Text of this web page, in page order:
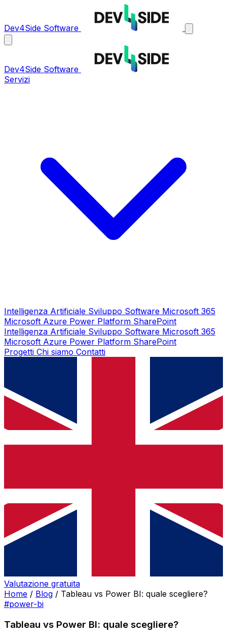
Dev4Side Software
Dev4Side Software
Servizi
Intelligenza Artificiale Sviluppo Software Microsoft 365
Microsoft Azure Power Platform SharePoint
Intelligenza Artificiale Sviluppo Software Microsoft 365
Microsoft Azure Power Platform SharePoint
Progetti Chi siamo Contatti
Valutazione gratuita
Home / Blog / Tableau vs Power BI: quale scegliere?
#power-bi
Tableau vs Power BI: quale scegliere?